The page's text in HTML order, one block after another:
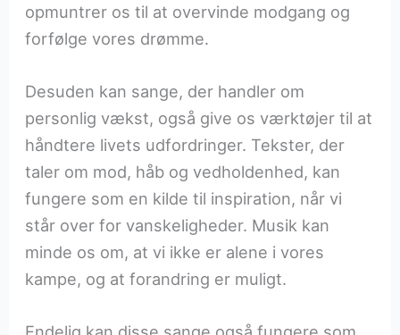
opmuntrer os til at overvinde modgang og
forfølge vores drømme.
Desuden kan sange, der handler om
personlig vækst, også give os værktøjer til at
håndtere livets udfordringer. Tekster, der
taler om mod, håb og vedholdenhed, kan
fungere som en kilde til inspiration, når vi
står over for vanskeligheder. Musik kan
minde os om, at vi ikke er alene i vores
kampe, og at forandring er muligt.